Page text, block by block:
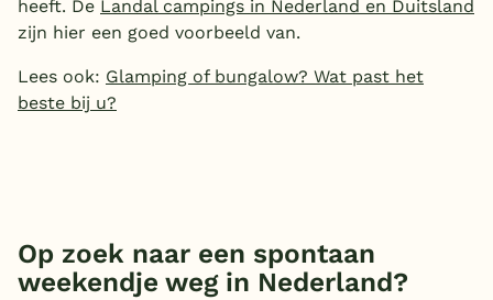
heeft. De Landal campings in Nederland en Duitsland
zijn hier een goed voorbeeld van.
Lees ook: Glamping of bungalow? Wat past het
beste bij u?
Op zoek naar een spontaan
weekendje weg in Nederland?